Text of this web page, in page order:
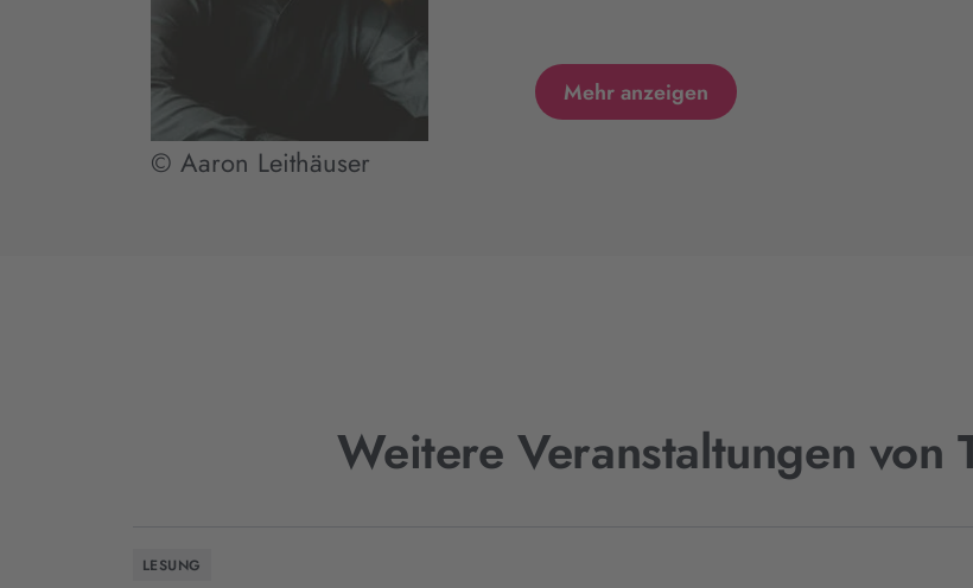
© Aaron Leithäuser
Mehr anzeigen
Weitere Veranstaltungen von
LESUNG